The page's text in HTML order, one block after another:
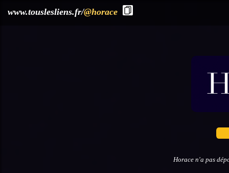
www.touslesliens.fr/@horace
Horace n'a pas